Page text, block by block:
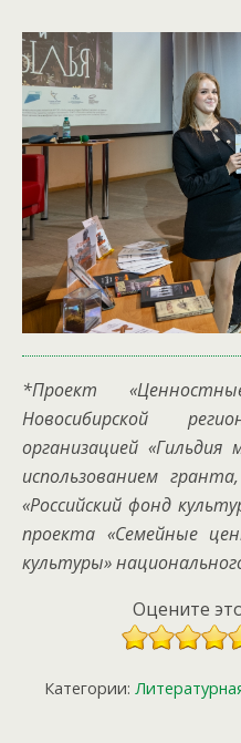
*Проект
Новосибирской
организацией
использованием
«Российский фонд
проекта «Семейные
культуры»
Оцените
Категории: